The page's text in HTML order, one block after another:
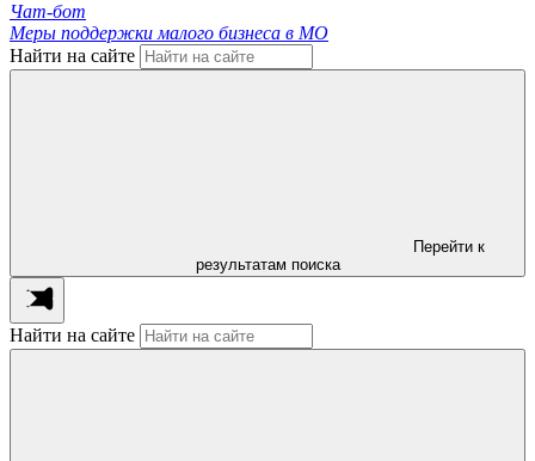
Чат-бот
Меры поддержки малого бизнеса в МО
Найти на сайте
Перейти к
результатам поиска
Найти на сайте